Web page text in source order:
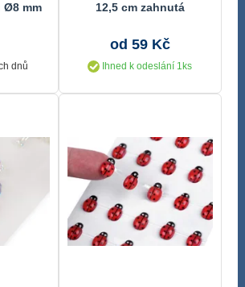
Ø8 mm
dnů
12,5 cm zahnutá
od 59 Kč
Ihned k odeslání 1ks